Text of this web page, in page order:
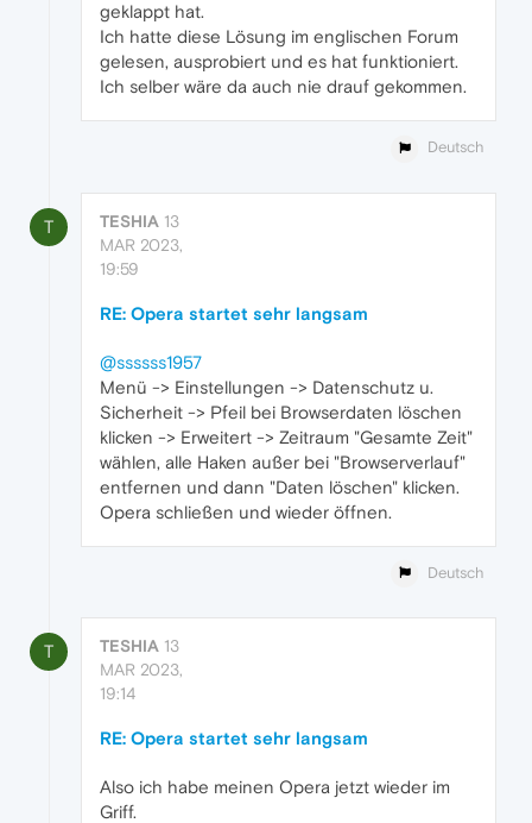
geklappt hat.
Ich hatte diese Lösung im englischen Forum
gelesen, ausprobiert und es hat funktioniert.
Ich selber wäre da auch nie drauf gekommen.
Deutsch
T TESHIA 13
MAR 2023,
19:59
RE: Opera startet sehr langsam
@ssssss1957
Menü -> Einstellungen -> Datenschutz u.
Sicherheit -> Pfeil bei Browserdaten löschen
klicken -> Erweitert -> Zeitraum "Gesamte Zeit"
wählen, alle Haken außer bei "Browserverlauf"
entfernen und dann "Daten löschen" klicken.
Opera schließen und wieder öffnen.
Deutsch
T TESHIA 13
MAR 2023,
19:14
RE: Opera startet sehr langsam
Also ich habe meinen Opera jetzt wieder im
Griff.